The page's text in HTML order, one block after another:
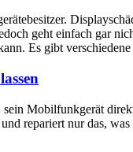
geht einfach gar
Es gibt
sein Mobilfunkgerät
repariert nur das,